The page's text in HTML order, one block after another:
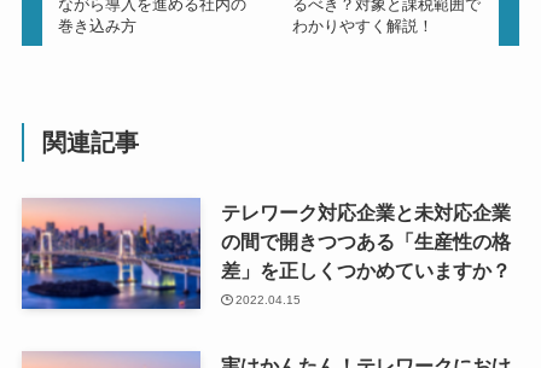
ながら導入を進める社内の
巻き込み方
るべき？対象と課税範囲で
わかりやすく解説！
関連記事
テレワーク対応企業と未対応企業
の間で開きつつある「生産性の格
差」を正しくつかめていますか？
2022.04.15